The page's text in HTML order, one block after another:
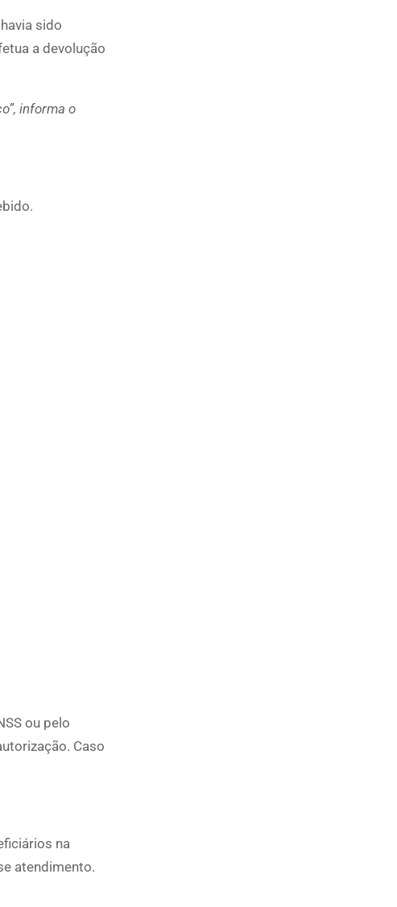
sido
a devolução
informa o
ou pelo
Caso
na
atendimento.